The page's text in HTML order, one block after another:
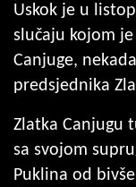
Uskok je u
slučaju kojom
Canjuge,
predsjednika
Zlatka Canjugu
sa svojom
Puklina od